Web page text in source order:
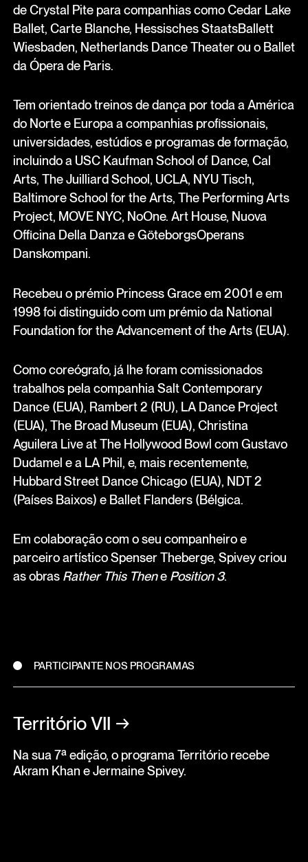
de Crystal Pite para companhias como Cedar Lake
Ballet, Carte Blanche, Hessisches StaatsBallett
Wiesbaden, Netherlands Dance Theater ou o Ballet
da Ópera de Paris.
Tem orientado treinos de dança por toda a América
do Norte e Europa a companhias profissionais,
universidades, estúdios e programas de formação,
incluindo a USC Kaufman School of Dance, Cal
Arts, The Juilliard School, UCLA, NYU Tisch,
Baltimore School for the Arts, The Performing Arts
Project, MOVE NYC, NoOne. Art House, Nuova
Officina Della Danza e GöteborgsOperans
Danskompani.
Recebeu o prémio Princess Grace em 2001 e em
1998 foi distinguido com um prémio da National
Foundation for the Advancement of the Arts (EUA).
Como coreógrafo, já lhe foram comissionados
trabalhos pela companhia Salt Contemporary
Dance (EUA), Rambert 2 (RU), LA Dance Project
(EUA), The Broad Museum (EUA), Christina
Aguilera Live at The Hollywood Bowl com Gustavo
Dudamel e a LA Phil, e, mais recentemente,
Hubbard Street Dance Chicago (EUA), NDT 2
(Países Baixos) e Ballet Flanders (Bélgica.
Em colaboração com o seu companheiro e
parceiro artístico Spenser Theberge, Spivey criou
as obras Rather This Thene Position 3.
PARTICIPANTE NOS PROGRAMAS
Território VII →
Na sua 7ª edição, o programa Território recebe
Akram Khan e Jermaine Spivey.